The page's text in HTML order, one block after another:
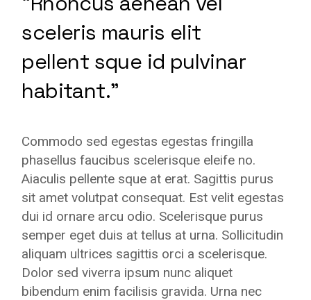
sceleris mauris elit
pellent sque id pulvinar
habitant.”
Commodo sed egestas egestas fringilla
phasellus faucibus scelerisque eleife no.
Aiaculis pellente sque at erat. Sagittis purus
sit amet volutpat consequat. Est velit egestas
dui id ornare arcu odio. Scelerisque purus
semper eget duis at tellus at urna. Sollicitudin
aliquam ultrices sagittis orci a scelerisque.
Dolor sed viverra ipsum nunc aliquet
bibendum enim facilisis gravida. Urna nec